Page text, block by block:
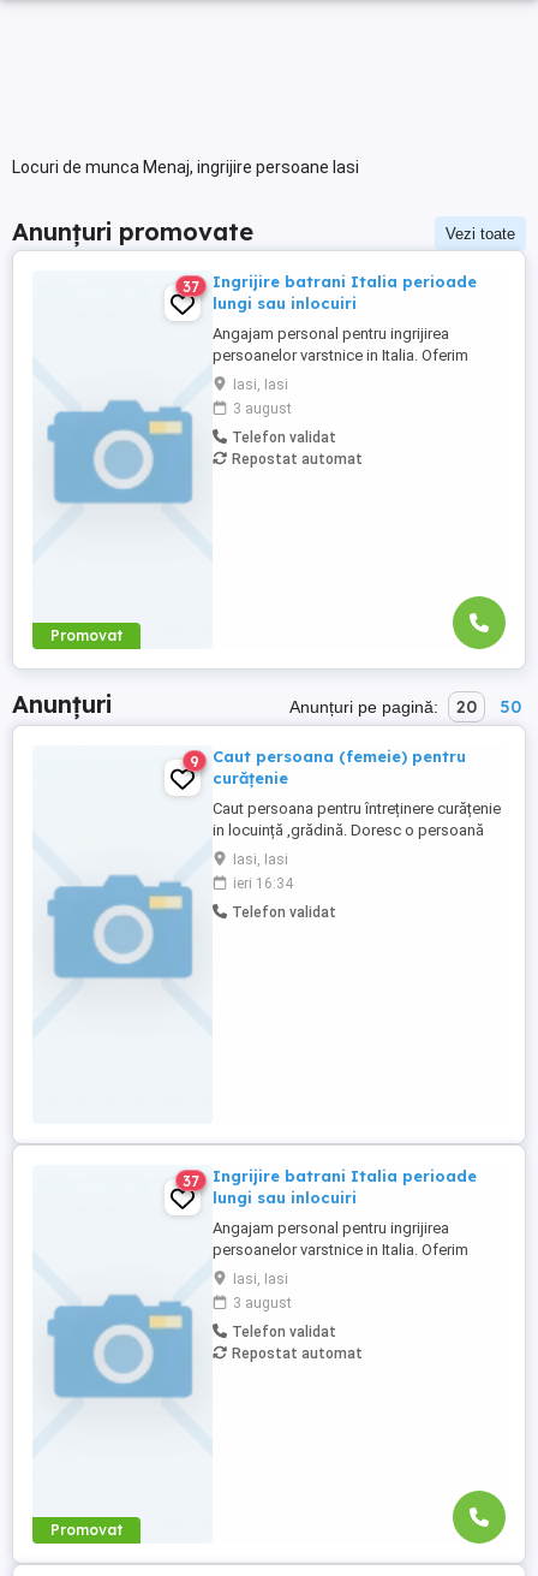
Locuri de munca Menaj, ingrijire persoane Iasi
Anunțuri promovate Vezi toate
Promovat
37
Ingrijire batrani Italia perioade
lungi sau inlocuiri
Angajam personal pentru ingrijirea
persoanelor varstnice in Italia. Oferim
stabilitate si sprijin pe toata perioada
contractului. Nu percepem nicio taxa in
Romania sau Italia! Cunostinte medii de
limba italiana! Experienta si recomandarile
constituie avantaj!
Iasi, Iasi
3 august
Telefon validat
Repostat automat
Anunțuri Anunțuri pe pagină: 20 50
9
Caut persoana (femeie) pentru
curățenie
Caut persoana pentru întreținere curățenie
in locuință ,grădină. Doresc o persoană
priceputa si la grădinărit (exclus
cosit).Dacă ați lucrat in seră este un
avantaj. Contract pentru minim 5 zile luna .
Achit pentru infiintare PFA, servicii
Iasi, Iasi
ieri 16:34
Telefon validat
Promovat
37
Ingrijire batrani Italia perioade
lungi sau inlocuiri
Angajam personal pentru ingrijirea
persoanelor varstnice in Italia. Oferim
stabilitate si sprijin pe toata perioada
contractului. Nu percepem nicio taxa in
Romania sau Italia! Cunostinte medii de
limba italiana! Experienta si recomandarile
constituie avantaj!
Iasi, Iasi
3 august
Telefon validat
Repostat automat